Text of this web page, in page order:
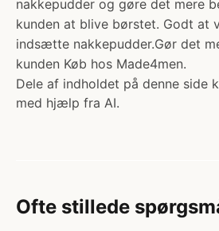
nakkepudder og gøre det mere
kunden at blive børstet. Godt at
indsætte nakkepudder.Gør det
kunden Køb hos Made4men.
Dele af indholdet på denne side
med hjælp fra AI.
Ofte stillede